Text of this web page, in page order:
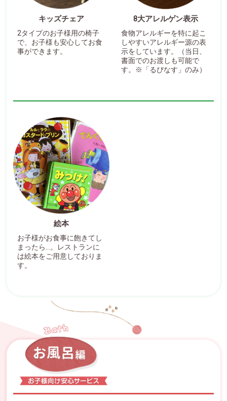
キッズチェア
2タイプのお子様用の椅子
で、お子様も安心してお食
事ができます。
8大アレルゲン表示
食物アレルギーを特に起こ
しやすいアレルギー源の表
示をしています。（当日、
書面でのお渡しも可能で
す。※「るぴなす」のみ）
絵本
お子様がお食事に飽きてし
まったら…。レストランに
は絵本をご用意しておりま
す。